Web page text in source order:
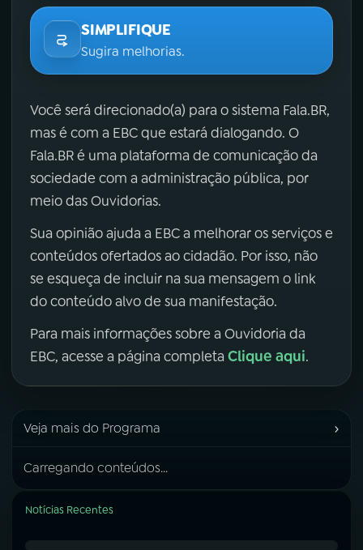
SIMPLIFIQUE
Sugira melhorias.
Você será direcionado(a) para o sistema Fala.BR,
mas é com a EBC que estará dialogando. O
Fala.BR é uma plataforma de comunicação da
sociedade com a administração pública, por
meio das Ouvidorias.
Sua opinião ajuda a EBC a melhorar os serviços e
conteúdos ofertados ao cidadão. Por isso, não
se esqueça de incluir na sua mensagem o link
do conteúdo alvo de sua manifestação.
Para mais informações sobre a Ouvidoria da
EBC, acesse a página completa Clique aqui.
Veja mais do Programa ›
Carregando conteúdos...
Notícias Recentes